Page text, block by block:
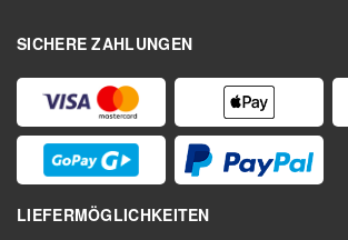
SICHERE ZAHLUNGEN
LIEFERMÖGLICHKEITEN